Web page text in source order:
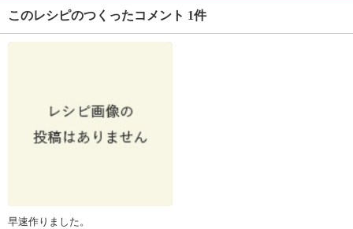
このレシピのつくったコメント 1件
早速作りました。